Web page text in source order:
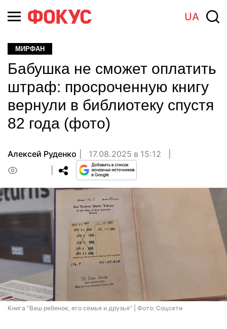
UA
МИРФАН
Бабушка не сможет оплатить
штраф: просроченную книгу
вернули в библиотеку спустя
82 года (фото)
Алексей Руденко
17.08.2025 в 15:12
Книга "Ваш ребенок, его семья и друзья" | Фото: Соцсети